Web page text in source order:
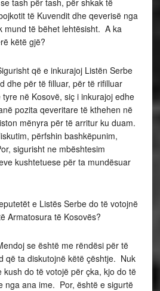
tash për tash, për shkak të
të Kuvendit dhe qeverisë nga
mund të bëhet lehtësisht. A ka
këtë gjë?
që e inkurajoj Listën Serbe
dhe për të filluar, për të rifilluar
në Kosovë, siç i inkurajoj edhe
pozita qeveritare të kthehen në
mënyra për të arritur ku duam.
përfshin bashkëpunim,
sigurisht ne mbështesim
kushtetuese për ta mundësuar
e Listës Serbe do të votojnë
Armatosura të Kosovës?
se është me rëndësi për të
që ta diskutojnë këtë çështje. Nuk
kush do të votojë për çka, kjo do të
nga ana ime. Por, është e sigurtë